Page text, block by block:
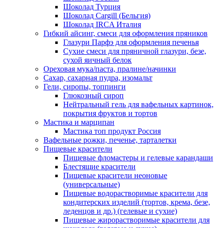
Шоколад Турция
Шоколад Cargill (Бельгия)
Шоколад IRCA Италия
Гибкий айсинг, смеси для оформления пряников
Глазури Парфэ для оформления печенья
Сухие смеси для пряничной глазури, безе,
сухой яичный белок
Ореховая мука/паста, пралине/начинки
Сахар, сахарная пудра, изомальт
Гели, сиропы, топпинги
Глюкозный сироп
Нейтральный гель для вафельных картинок,
покрытия фруктов и тортов
Мастика и марципан
Мастика топ продукт Россия
Вафельные рожки, печенье, тарталетки
Пищевые красители
Пищевые фломастеры и гелевые карандаши
Блестящие красители
Пищевые красители неоновые
(универсальные)
Пищевые водорастворимые красители для
кондитерских изделий (тортов, крема, безе,
леденцов и др.) (гелевые и сухие)
Пищевые жирорастворимые красители для